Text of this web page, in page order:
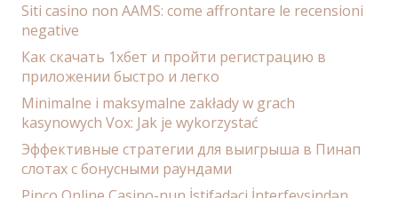
Siti casino non AAMS: come affrontare le recensioni
negative
Как скачать 1хбет и пройти регистрацию в
приложении быстро и легко
Minimalne i maksymalne zakłady w grach
kasynowych Vox: Jak je wykorzystać
Эффективные стратегии для выигрыша в Пинап
слотах с бонусными раундами